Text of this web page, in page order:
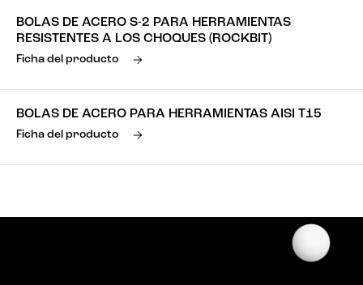
BOLAS DE ACERO S-2 PARA HERRAMIENTAS
RESISTENTES A LOS CHOQUES (ROCKBIT)
Ficha del producto
BOLAS DE ACERO PARA HERRAMIENTAS AISI T15
Ficha del producto